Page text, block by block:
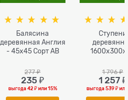
Балясина
деревянная Англия
- 45x45 Сорт AB
277 ₽
235 ₽
выгода 42 ₽или15%
Ступени
1 796 ₽
1 257 ₽
выгода 539 ₽